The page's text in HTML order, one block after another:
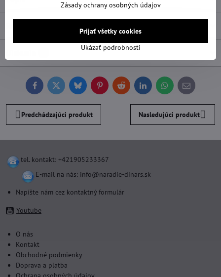
FacebookTwitterBlueskyPinterestReddit LinkedInWhatsApp
E-
mail
Predchádzajúci produkt Nasledujúci produkt
tel. kontakt: +421905233367
E-mail na nás: info@naradie-dinars.sk
Napíšte nám cez kontaktný formulár
Youtube
O nás
Kontakt
Obchodné podmienky
Doprava a platba
Zásady ochrany osobných údajov
Ukázať podrobnosti
Prijať všetky cookies